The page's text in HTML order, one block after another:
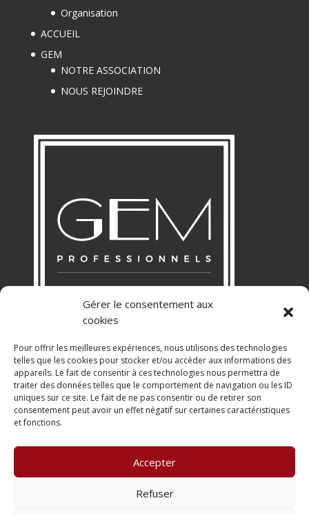
Gérer le consentement aux
cookies
Pour offrir les meilleures expériences, nous utilisons des technologies
telles que les cookies pour stocker et/ou accéder aux informations des
appareils. Le fait de consentir à ces technologies nous permettra de
traiter des données telles que le comportement de navigation ou les ID
uniques sur ce site. Le fait de ne pas consentir ou de retirer son
consentement peut avoir un effet négatif sur certaines caractéristiques
et fonctions.
Accepter
Refuser
Organisation
ACCUEIL
GEM
NOTRE ASSOCIATION
NOUS REJOINDRE
RGPD
Politique de Confidentialité
Mentions légales